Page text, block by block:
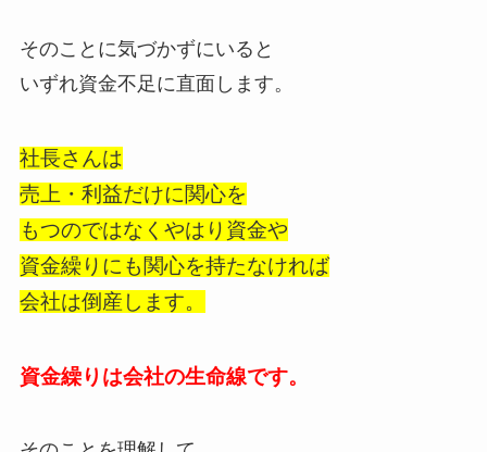
そのことに気づかずにいると
いずれ資金不足に直面します。
社長さんは
売上・利益だけに関心を
もつのではなくやはり資金や
資金繰りにも関心を持たなければ
会社は倒産します。
資金繰りは会社の生命線です。